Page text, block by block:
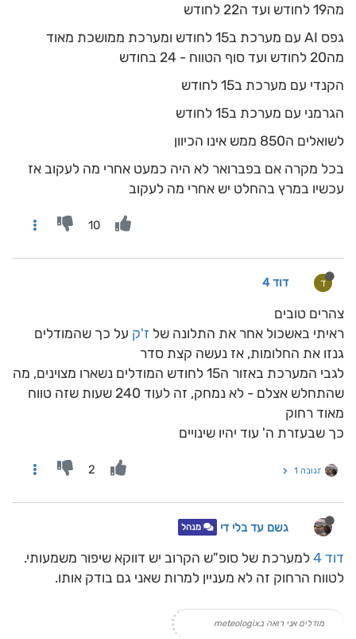
מה19 לחודש ועד ה22 לחודש
גפס AI עם מערכת ב15 לחודש ומערכת ממושכת מאוד
מה20 לחודש ועד סוף הטווח - 24 בחודש
הקנדי עם מערכת ב15 לחודש
הגרמני עם מערכת ב15 לחודש
לשואלים ה850 ממש אינו הכיוון
בכל מקרה אם בפברואר לא היה כמעט אחרי מה לעקוב אז
עכשיו במרץ בהחלט יש אחרי מה לעקוב
10
ד דוד 4
צהרים טובים
ראיתי באשכול אחר את התלונה של ז'ק על כך שהמודלים
גנזו את החלומות, אז נעשה קצת סדר
לגבי המערכת באזור ה15 לחודש המודלים נשארו מצוינים, מה
שהתחלש אצלם - לא נמחק, זה לעוד 240 שעות שזה טווח
מאוד רחוק
כך שבעזרת ה' עוד יהיו שינויים
תגובה 1 2
גשם עד בלי די מנהל
דוד 4
למערכת של סופ"ש הקרוב יש דווקא שיפור משמעותי.
לטווח הרחוק זה לא מעניין למרות שאני גם בודק אותו.
מודלים אני רואה בmeteologix